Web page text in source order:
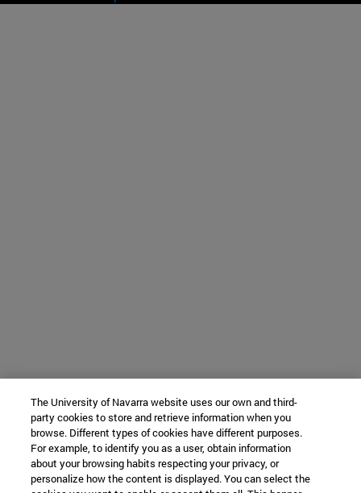
The University of Navarra website uses our own and third-
party cookies to store and retrieve information when you
browse. Different types of cookies have different purposes.
For example, to identify you as a user, obtain information
about your browsing habits respecting your privacy, or
personalize how the content is displayed. You can select the